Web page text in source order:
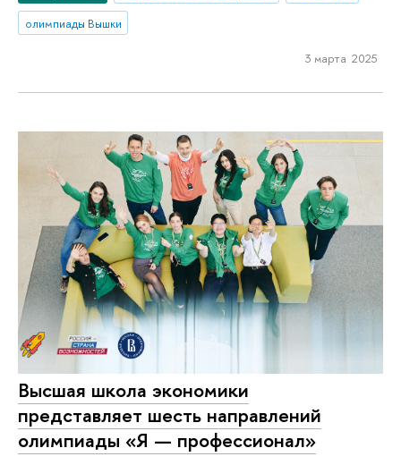
олимпиады Вышки
3 марта 2025
Высшая школа экономики
представляет шесть направлений
олимпиады «Я — профессионал»